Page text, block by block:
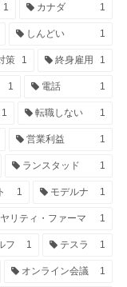
1 カナダ 1
しんどい 1
策 1 終身雇用 1
1 電話 1
1 転職しない 1
営業利益 1
ランスタッド 1
1 モデルナ 1
リティ・ファーマ 1
フ 1 テスラ 1
オンライン会議 1